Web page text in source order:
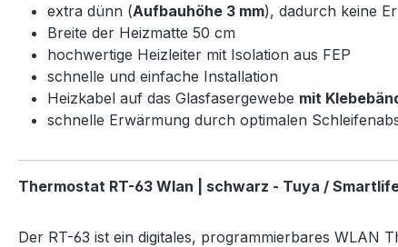
extra dünn (Aufbauhöhe 3 mm), dadurch keine
Breite der Heizmatte 50 cm
hochwertige Heizleiter mit Isolation aus FEP
schnelle und einfache Installation
Heizkabel auf das Glasfasergewebe mit
schnelle Erwärmung durch optimalen
Thermostat RT-63 Wlan | schwarz - Tuya /
Der RT-63 ist ein digitales, programmierbares WLAN